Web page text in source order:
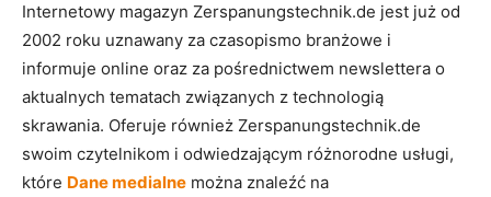
Internetowy magazyn Zerspanungstechnik.de jest już od
2002 roku uznawany za czasopismo branżowe i
informuje online oraz za pośrednictwem newslettera o
aktualnych tematach związanych z technologią
skrawania. Oferuje również Zerspanungstechnik.de
swoim czytelnikom i odwiedzającym różnorodne usługi,
które Dane medialne można znaleźć na